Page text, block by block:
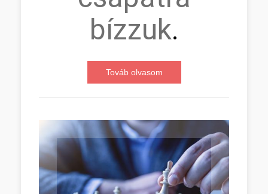
bízzuk.
Továb olvasom